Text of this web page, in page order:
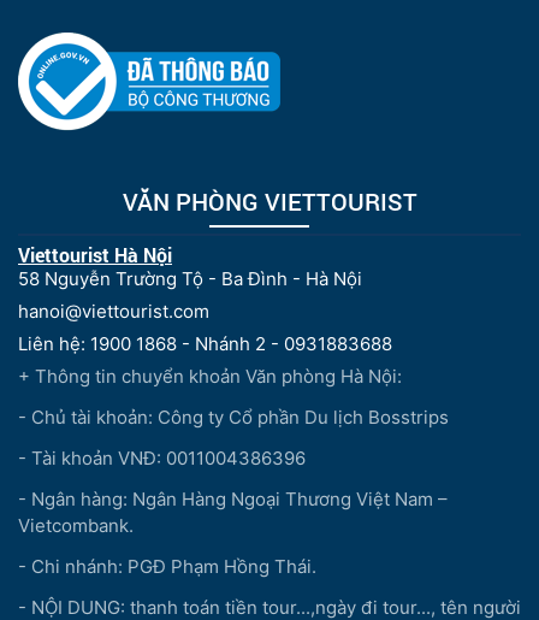
VĂN PHÒNG VIETTOURIST
Viettourist Hà Nội
58 Nguyễn Trường Tộ - Ba Đình - Hà Nội
hanoi@viettourist.com
Liên hệ: 1900 1868 - Nhánh 2 - 0931883688
+ Thông tin chuyển khoản Văn phòng Hà Nội:
- Chủ tài khoản: Công ty Cổ phần Du lịch Bosstrips
- Tài khoản VNĐ: 0011004386396
- Ngân hàng: Ngân Hàng Ngoại Thương Việt Nam –
Vietcombank.
- Chi nhánh: PGĐ Phạm Hồng Thái.
- NỘI DUNG: thanh toán tiền tour...,ngày đi tour..., tên người